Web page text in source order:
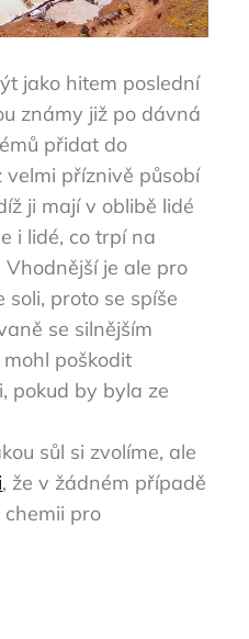
jako hitem poslední
známy již po dávná
přidat do
velmi příznivě působí
ji mají v oblibě lidé
i lidé, co trpí na
Vhodnější je ale pro
soli, proto se spíše
se silnějším
poškodit
pokud by byla ze
sůl si zvolíme, ale
, že v žádném případě
pro